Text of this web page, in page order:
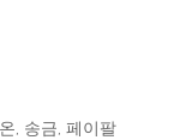
, 송금, 페이팔